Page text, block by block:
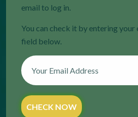
email to log in.
You can check it by entering your
field below.
CHECK NOW